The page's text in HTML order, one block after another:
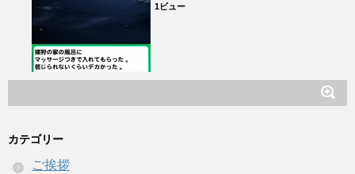
1ビュー
カテゴリー
ご挨拶